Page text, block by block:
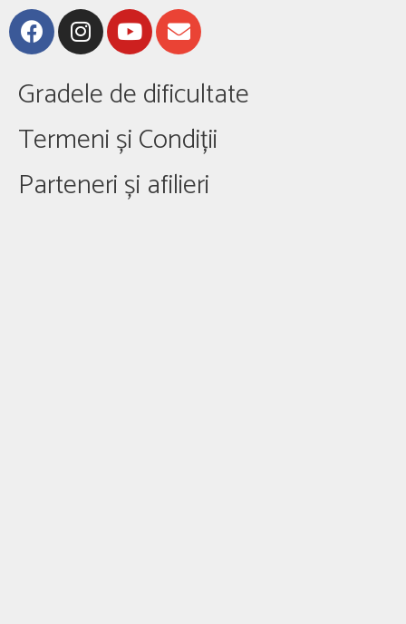
Gradele de dificultate
Termeni și Condiții
Parteneri și afilieri